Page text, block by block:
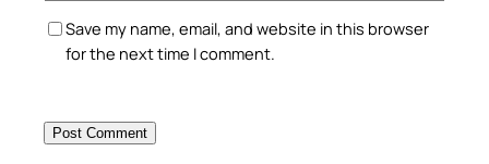
Save my name, email, and website in this browser
for the next time I comment.